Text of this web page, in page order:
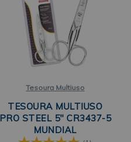
Tesoura Multiuso
TESOURA MULTIUSO
PRO STEEL 5" CR3437-5
MUNDIAL